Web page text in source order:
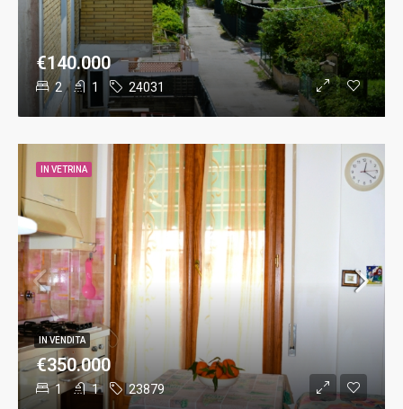
2 1 24031
€140.000
1 1 23879
€350.000
IN VENDITA
IN VETRINA